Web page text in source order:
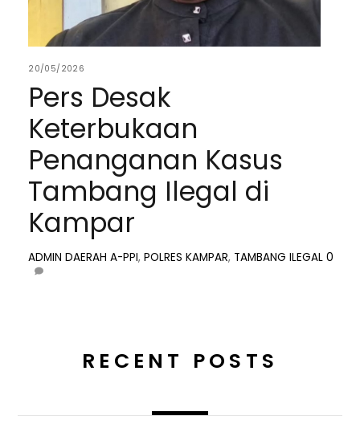
20/05/2026
Pers Desak
Keterbukaan
Penanganan Kasus
Tambang Ilegal di
Kampar
ADMIN DAERAH A-PPI,POLRES KAMPAR, TAMBANG ILEGAL 0
RECENT POSTS